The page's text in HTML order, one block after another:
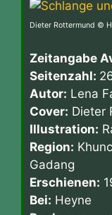
Dieter Rottermund ©
Zeitangabe
Seitenzahl:
Autor: Lena
Cover: Dieter
Illustration:
Region:
Gadang
Erschienen:
Bei: Heyne